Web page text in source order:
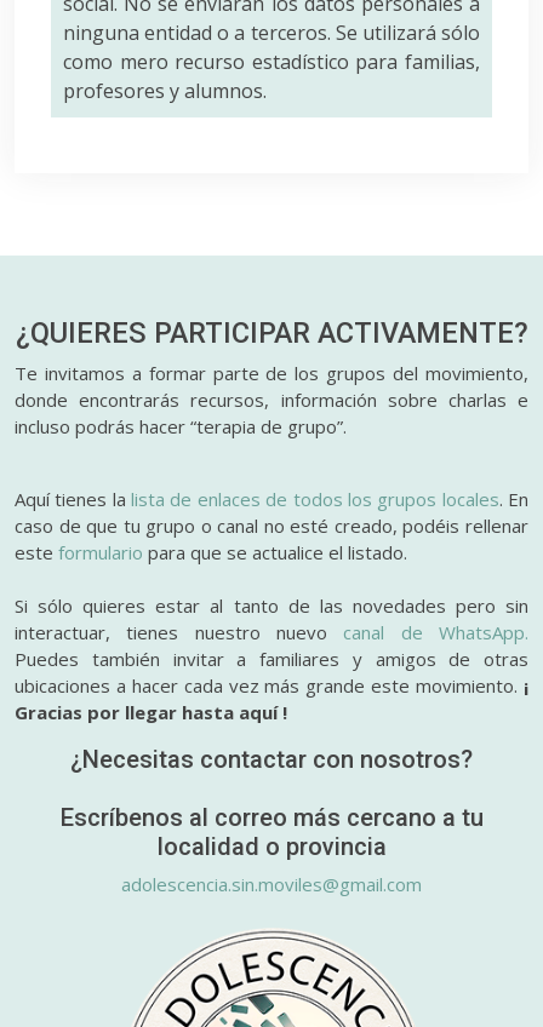
ninguna entidad o a terceros. Se utilizará sólo
como mero recurso estadístico para familias,
profesores y alumnos.
¿QUIERES PARTICIPAR ACTIVAMENTE?
Te invitamos a formar parte de los grupos del movimiento,
donde encontrarás recursos, información sobre charlas e
incluso podrás hacer “terapia de grupo”.
Aquí tienes lalista de enlaces de todos los grupos locales. En
caso de que tu grupo o canal no esté creado, podéis rellenar
este formulario para que se actualice el listado.
Si sólo quieres estar al tanto de las novedades pero sin
interactuar, tienes nuestro nuevo canal de WhatsApp.
Puedes también invitar a familiares y amigos de otras
ubicaciones a hacer cada vez más grande este movimiento. ¡
Gracias por llegar hasta aquí !
¿Necesitas contactar con nosotros?
Escríbenos al correo más cercano a tu
localidad o provincia
adolescencia.sin.moviles@gmail.com